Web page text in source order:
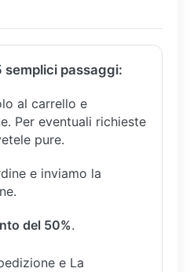
semplici passaggi:
al carrello e
Per eventuali richieste
pure.
e inviamo la
del 50%.
e La